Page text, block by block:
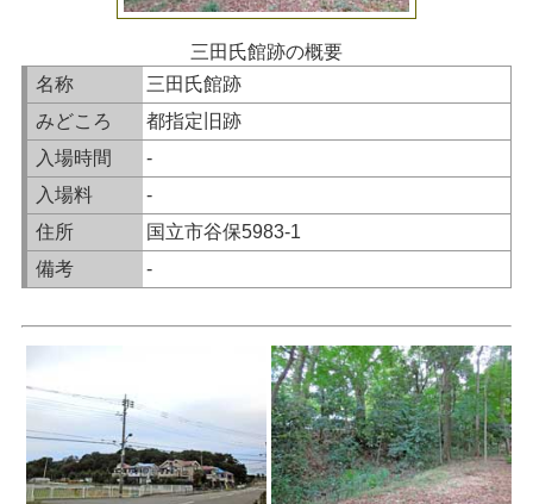
三田氏館跡の概要
名称
三田氏館跡
みどころ
都指定旧跡
入場時間
-
入場料
-
住所
国立市谷保5983-1
備考
-